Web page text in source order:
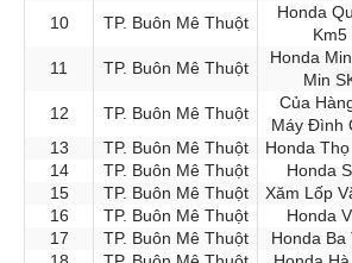
10 TP. Buôn Mê Thuột
Honda
Km5
11 TP. Buôn Mê Thuột
Honda
Min
12 TP. Buôn Mê Thuột
Của
Máy Đình
13
TP. Buôn Mê Thuột Honda
14
TP. Buôn Mê Thuột Honda
15
TP. Buôn Mê Thuột Xăm Lốp
16
TP. Buôn Mê Thuột
Honda
17
TP. Buôn Mê Thuột Honda Ba